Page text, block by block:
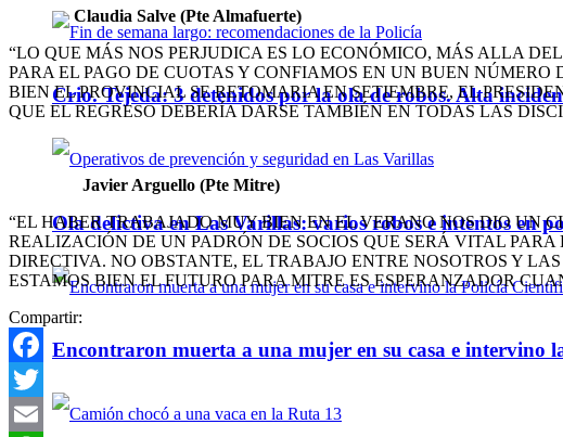
Crio. Tejeda: 3 detenidos por la ola de robos. Alta
Ola delictiva en Las Varillas: varios robos e intentos en
Encontraron muerta a una mujer en su casa e intervino
Claudia Salve (Pte Almafuerte)
“LO QUE MÁS NOS PERJUDICA ES LO ECONÓMICO, MÁS ALLA
PARA EL PAGO DE CUOTAS Y CONFIAMOS EN UN BUEN
BIEN EL PROVINCIAL SE RETOMARIA EN SETIEMBRE, EL
QUE EL REGRESO DEBERÍA DARSE TAMBIÉN EN TODAS LAS
Javier Arguello (Pte Mitre)
“EL HABER TRABAJADO MUY BIEN EN EL VERANO NOS DIO UN
REALIZACIÓN DE UN PADRÓN DE SOCIOS QUE SERÁ VITAL
DIRECTIVA. NO OBSTANTE, EL TRABAJO ENTRE NOSOTROS Y
ESTAMOS BIEN EL FUTURO PARA MITRE ES ESPERANZADOR
Compartir:
Facebook
Twitter